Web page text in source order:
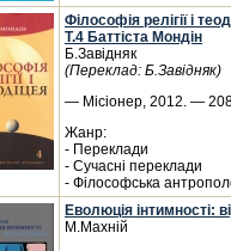
Філософія релігії і
Т.4 Баттіста Мондін
Б.Завідняк
(Переклад: Б.Завідняк)
— Місіонер, 2012. —
Жанр:
- Переклади
- Сучасні переклади
- Філософська
Еволюція інтимності:
М.Махній